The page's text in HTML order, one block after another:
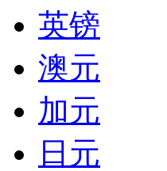
英镑
澳元
加元
日元